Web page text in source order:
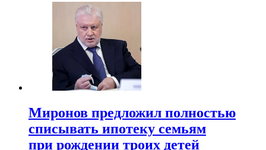
Миронов предложил полностью
списывать ипотеку семьям
при рождении троих детей